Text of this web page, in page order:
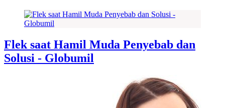
Flek saat Hamil Muda Penyebab dan
Solusi - Globumil